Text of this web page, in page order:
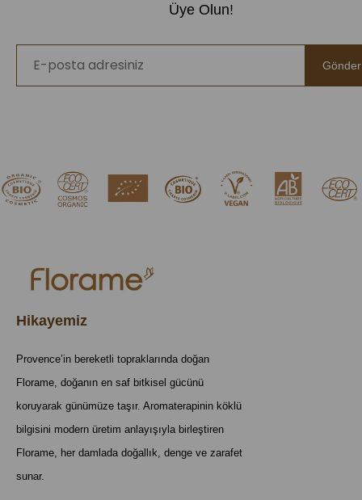
Üye Olun!
Gönder
Hikayemiz
Provence’in bereketli topraklarında doğan
Florame, doğanın en saf bitkisel gücünü
koruyarak günümüze taşır. Aromaterapinin köklü
bilgisini modern üretim anlayışıyla birleştiren
Florame, her damlada doğallık, denge ve zarafet
sunar.